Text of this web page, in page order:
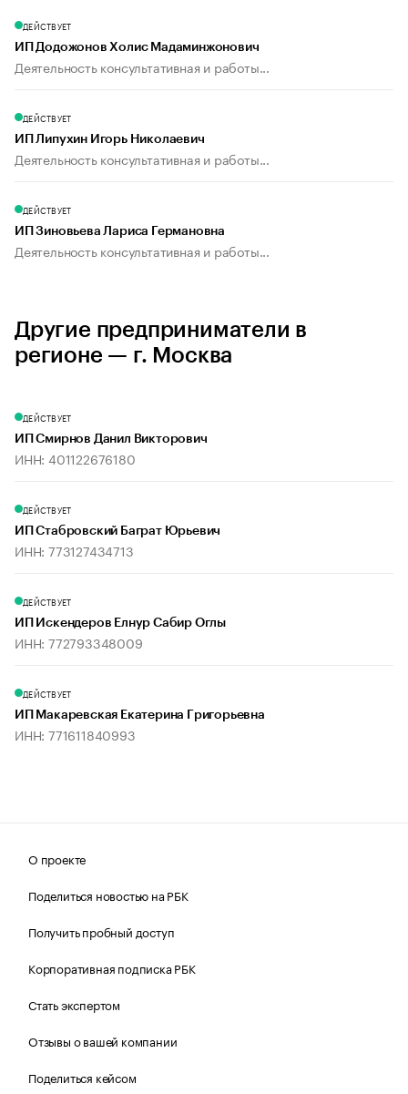
ДЕЙСТВУЕТ
ИП Додожонов Холис Мадаминжонович
Деятельность консультативная и работы...
ДЕЙСТВУЕТ
ИП Липухин Игорь Николаевич
Деятельность консультативная и работы...
ДЕЙСТВУЕТ
ИП Зиновьева Лариса Германовна
Деятельность консультативная и работы...
Другие предприниматели в
регионе — г. Москва
ДЕЙСТВУЕТ
ИП Смирнов Данил Викторович
ИНН: 401122676180
ДЕЙСТВУЕТ
ИП Стабровский Баграт Юрьевич
ИНН: 773127434713
ДЕЙСТВУЕТ
ИП Искендеров Елнур Сабир Оглы
ИНН: 772793348009
ДЕЙСТВУЕТ
ИП Макаревская Екатерина Григорьевна
ИНН: 771611840993
О проекте
Поделиться новостью на РБК
Получить пробный доступ
Корпоративная подписка РБК
Стать экспертом
Отзывы о вашей компании
Поделиться кейсом